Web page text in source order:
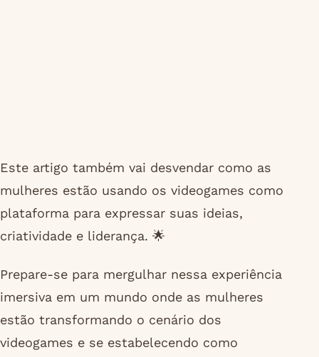
Este artigo também vai desvendar como as
mulheres estão usando os videogames como
plataforma para expressar suas ideias,
criatividade e liderança. 🌟
Prepare-se para mergulhar nessa experiência
imersiva em um mundo onde as mulheres
estão transformando o cenário dos
videogames e se estabelecendo como